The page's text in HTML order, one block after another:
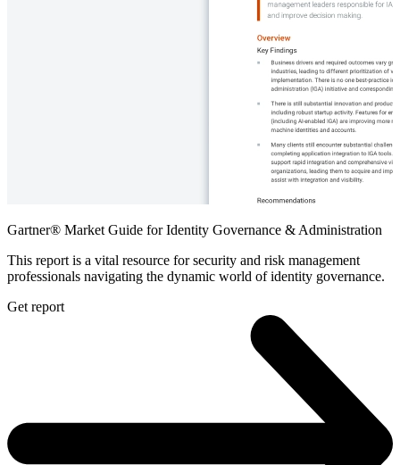
Gartner® Market Guide for Identity Governance & Administration
This report is a vital resource for security and risk management
professionals navigating the dynamic world of identity governance.
Get report